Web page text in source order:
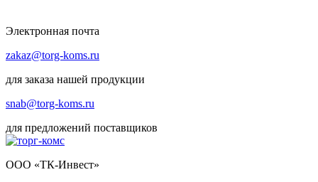
Электронная почта
zakaz@torg-koms.ru
для заказа нашей продукции
snab@torg-koms.ru
для предложений поставщиков
ООО «ТК-Инвест»